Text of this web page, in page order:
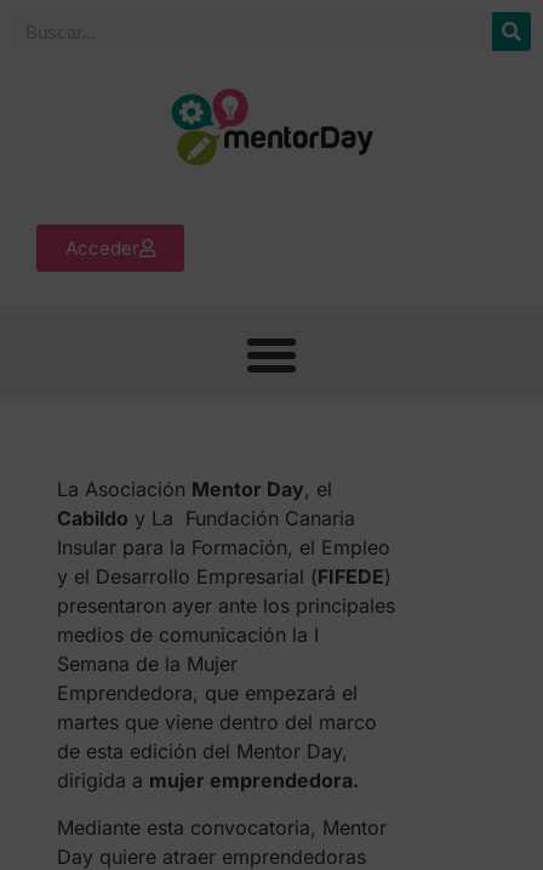
Acceder
La Asociación Mentor Day, el
Cabildo y La Fundación Canaria
Insular para la Formación, el Empleo
y el Desarrollo Empresarial (FIFEDE)
presentaron ayer ante los principales
medios de comunicación la I
Semana de la Mujer
Emprendedora, que empezará el
martes que viene dentro del marco
de esta edición del Mentor Day,
dirigida a mujer emprendedora.
Mediante esta convocatoria, Mentor
Day quiere atraer emprendedoras